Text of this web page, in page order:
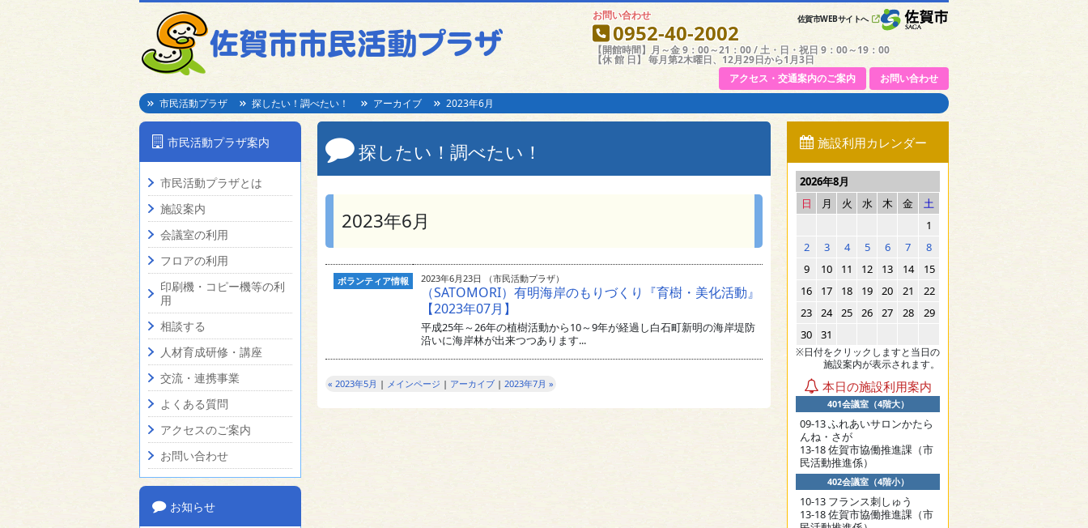
お問い合わせ
0952-40-2002
【開館時間】月～金 9：00～21：00 / 土・日・祝日 9：00～19：00
【休 館 日】 毎月第2木曜日、12月29日から1月3日
佐賀市WEBサイトへ
アクセス・交通案内のご案内
お問い合わせ
市民活動プラザ
探したい！調べたい！ アーカイブ 2023年6月
市民活動プラザ案内
市民活動プラザとは
施設案内
会議室の利用
フロアの利用
印刷機・コピー機等の利
用
相談する
人材育成研修・講座
交流・連携事業
よくある質問
アクセスのご案内
お問い合わせ
お知らせ
探したい！調べたい！
2023年6月
ボランティア情報 2023年6月23日 （市民活動プラザ）
（SATOMORI）有明海岸のもりづくり『育樹・美化活動』
【2023年07月】
平成25年～26年の植樹活動から10～9年が経過し白石町新明の海岸堤防
沿いに海岸林が出来つつあります...
« 2023年5月 | メインページ | アーカイブ | 2023年7月 »
施設利用カレンダー
2026年8月
日
月 火 水 木 金
土
1
2
3 4 5 6 7
8
9
10 11 12 13 14
15
16
17 18 19 20 21
22
23
24 25 26 27 28
29
30
31
※日付をクリックしますと当日の
施設案内が表示されます。
本日の施設利用案内
401会議室（4階大）
09-13 ふれあいサロンかたら
んね・さが
13-18 佐賀市協働推進課（市
民活動推進係）
402会議室（4階小）
10-13 フランス刺しゅう
13-18 佐賀市協働推進課（市